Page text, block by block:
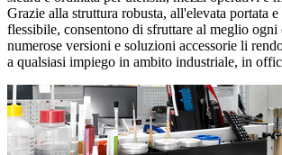
Grazie alla struttura robusta, all'elevata portata
flessibile, consentono di sfruttare al meglio
numerose versioni e soluzioni accessorie li
a qualsiasi impiego in ambito industriale, in